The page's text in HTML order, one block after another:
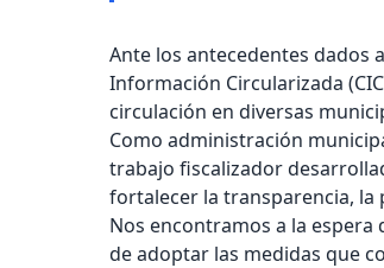
Ante los antecedentes dados
Información Circularizada
circulación en diversas
Como administración
trabajo fiscalizador
fortalecer la transparencia, la
Nos encontramos a la
de adoptar las medidas que